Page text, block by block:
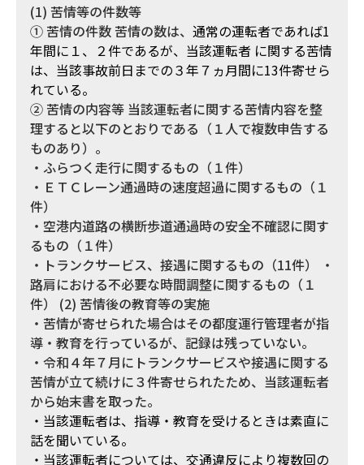
(1) 苦情等の件数等
① 苦情の件数 苦情の数は、 通常の運転者であれば1
年間に１、２件であるが、当該運転者 に関する苦情
は、当該事故前日までの３年７ヵ月間に13件寄せら
れている。
② 苦情の内容等 当該運転者に関する苦情内容を整
理すると以下のとおりである（１人で複数申告する
ものあり）。
・ふらつく走行に関するもの（１件）
・ＥＴＣレーン通過時の速度超過に関するもの（１
件）
・空港内道路の横断歩道通過時の安全不確認に関す
るもの（１件）
・トランクサービス、接遇に関するもの（11件） ・
路肩における不必要な時間調整に関するもの（１
件） (2) 苦情後の教育等の実施
・苦情が寄せられた場合はその都度運行管理者が指
導・教育を行っているが、記録は残っていない。
・令和４年７月にトランクサービスや接遇に関する
苦情が立て続けに３件寄せられたため、当該運転者
から始末書を取った。
・当該運転者は、指導・教育を受けるときは素直に
話を聞いている。
・当該運転者については、交通違反により複数回の